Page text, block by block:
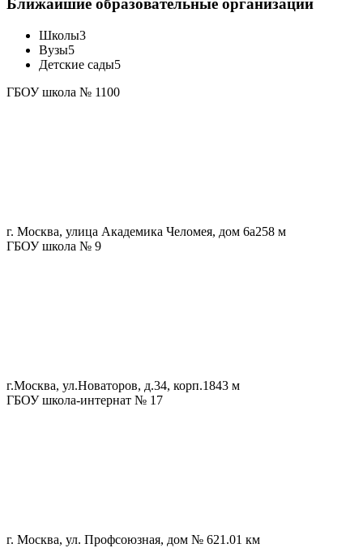
Ближайшие образовательные организации
Школы3
Вузы5
Детские сады5
ГБОУ школа № 1100
г. Москва, улица Академика Челомея, дом 6а258 м
ГБОУ школа № 9
г.Москва, ул.Новаторов, д.34, корп.1843 м
ГБОУ школа-интернат № 17
г. Москва, ул. Профсоюзная, дом № 621.01 км